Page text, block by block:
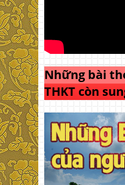
Những bài
THKT còn